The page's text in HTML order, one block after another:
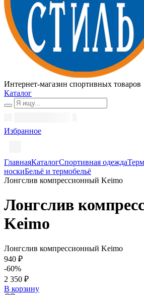
Интернет-магазин спортивных товаров
Каталог
Избранное
ГлавнаяКаталогСпортивная одежда
носкиБельё и термобельё
Лонгслив компрессионный Keimo
Лонгслив
Keimo
Лонгслив компрессионный Keimo
940 ₽
-60%
2 350 ₽
В корзину